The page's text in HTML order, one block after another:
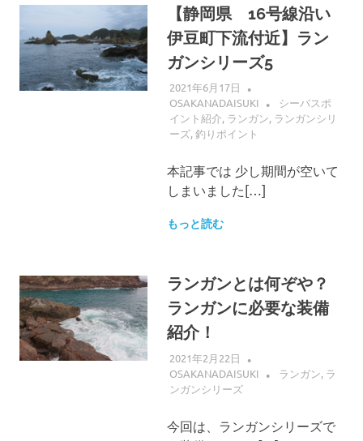
【静岡県 16号線沿い
伊豆町下流付近】ラン
ガンシリーズ5
2021年6月17日
OSAKANADAISUKI
シーバスポ
イント紹介, ランガン, ランガンシリ
ーズ,釣りポイント
本記事では 少し期間が空いて
しまいました[…]
もっと読む
ランガンとは何ぞや？
ランガンに必要な装備
紹介！
2021年2月22日
OSAKANADAISUKI
ランガン, ラ
ンガンシリーズ
今回は、ランガンシリーズで